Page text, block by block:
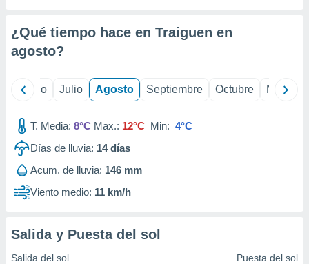
e
de
¿Qué tiempo hace en Traiguen en
agosto?
Junio Julio Agosto Septiembre Octubre
T. Media: 8°C Max.: 12°C Min: 4°C
Días de lluvia: 14días
Acum. de lluvia: 146 mm
Viento medio: 11 km/h
Salida y Puesta del sol
Salida del sol Puesta del sol